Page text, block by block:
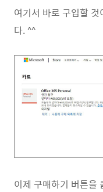
여기서 바로 구입할 것
다. ^^
이제 구매하기 버튼을